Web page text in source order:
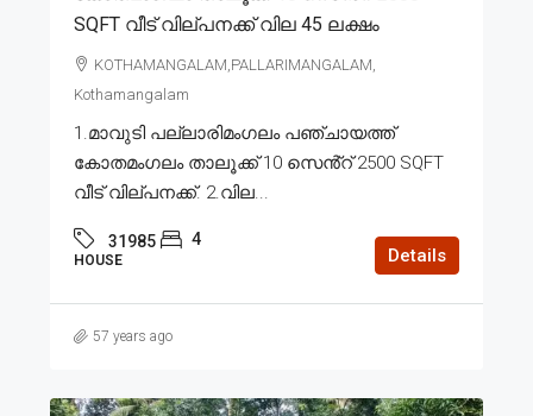
SQFT വീട് വില്പനക്ക് വില 45 ലക്ഷം
KOTHAMANGALAM,PALLARIMANGALAM,
Kothamangalam
1.മാവുടി പല്ലാരിമംഗലം പഞ്ചായത്ത്
കോതമംഗലം താലൂക്ക് 10 സെൻ്റ് 2500 SQFT
വീട് വില്പനക്ക്. 2.വില...
31985 4
HOUSE Details
57 years ago